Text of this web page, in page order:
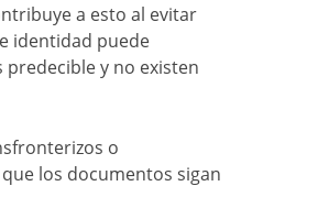
a esto al evitar
identidad puede
predecible y no existen
o
los documentos sigan